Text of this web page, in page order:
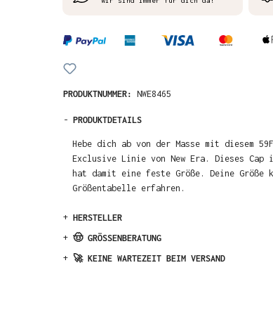
PRODUKTNUMMER: NWE8465
- PRODUKTDETAILS
Hebe dich ab von der Masse mit diesem
Exclusive Linie von New Era. Dieses Cap
hat damit eine feste Größe. Deine Größe
Größentabelle erfahren.
+ HERSTELLER
+ 🤠 GRÖSSENBERATUNG
+ 🚀 KEINE WARTEZEIT BEIM VERSAND